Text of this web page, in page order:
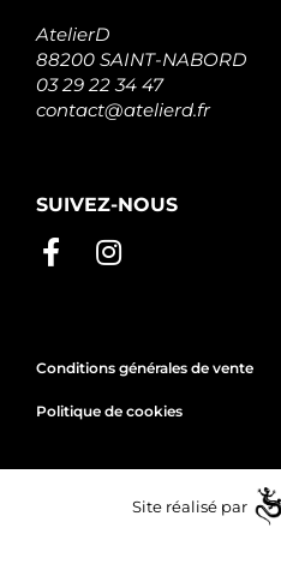
AtelierD
88200 SAINT-NABORD
03 29 22 34 47
contact@atelierd.fr
SUIVEZ-NOUS
Conditions générales de vente
Politique de cookies
Site réalisé par